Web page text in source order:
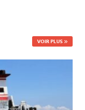
VOIR PLUS